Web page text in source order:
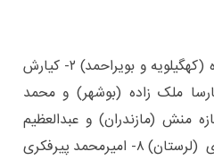
۳۵ کیلوگرم: ۱- علی اکبر ماواره (کهگیلویه و بویراحمد) ۲- کیارش
فرد (خوزستان) ۳- پارسا ملک زاده (بوشهر) و محمد
۵- محمد تازه منش (مازندران) و عبدالعظیم
عباسی (فارس) ۷- عباس نظری (لرستان) ۸- امیرمحمد پیرفکری